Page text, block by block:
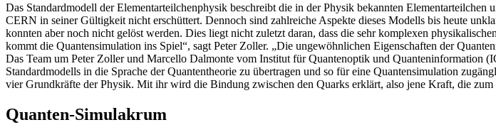
Das Standardmodell der Elementarteilchenphysik beschreibt die in der Physik bekannten
CERN in seiner Gültigkeit nicht erschüttert. Dennoch sind zahlreiche Aspekte dieses Modells bis heute
konnten aber noch nicht gelöst werden. Dies liegt nicht zuletzt daran, dass die sehr komplexen
kommt die Quantensimulation ins Spiel“, sagt Peter Zoller. „Die ungewöhnlichen Eigenschaften der
Das Team um Peter Zoller und Marcello Dalmonte vom Institut für Quantenoptik und Quanteninformation
Standardmodells in die Sprache der Quantentheorie zu übertragen und so für eine Quantensimulation
vier Grundkräfte der Physik. Mit ihr wird die Bindung zwischen den Quarks erklärt, also jene Kraft, die
Quanten-Simulakrum